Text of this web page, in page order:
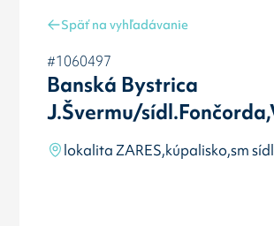
Späť na vyhľadávanie
#1060497
Banská Bystrica
J.Švermu/
lokalita ZARES,kúpalisko,sm